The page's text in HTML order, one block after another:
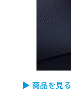
▶ 商品を見る